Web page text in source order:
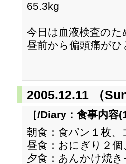
65.3kg
今日は血液検査のた
昼前から偏頭痛が
2005.12.11 （Sun
［/Diary： 食事内容
朝食：食パン１枚、
昼食：おにぎり２
夕食：あんかけ焼